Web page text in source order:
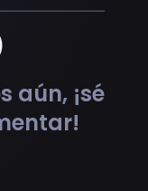
aún, ¡sé